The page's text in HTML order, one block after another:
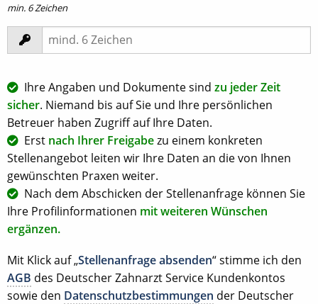
min. 6 Zeichen
Ihre Angaben und Dokumente sind zu jeder Zeit
sicher. Niemand bis auf Sie und Ihre persönlichen
Betreuer haben Zugriff auf Ihre Daten.
Erst nach Ihrer Freigabezu einem konkreten
Stellenangebot leiten wir Ihre Daten an die von Ihnen
gewünschten Praxen weiter.
Nach dem Abschicken der Stellenanfrage können Sie
Ihre Profilinformationen mit weiteren Wünschen
ergänzen.
Mit Klick auf „Stellenanfrage absenden“ stimme ich den
AGB des Deutscher Zahnarzt Service Kundenkontos
sowie den Datenschutzbestimmungen der Deutscher